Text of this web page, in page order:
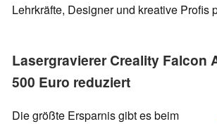
Lehrkräfte, Designer und kreative Profis
Lasergravierer Creality Falcon
500 Euro reduziert
Die größte Ersparnis gibt es beim